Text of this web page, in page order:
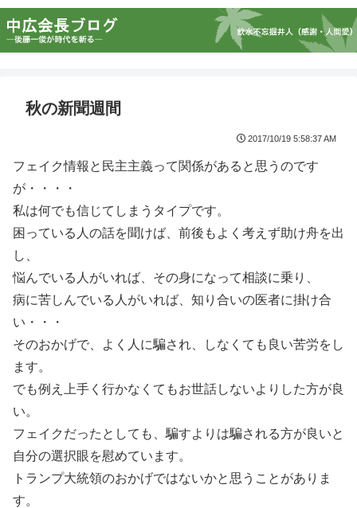
秋の新聞週間
2017/10/19 5:58:37 AM
フェイク情報と民主主義って関係があると思うのです
が・・・・
私は何でも信じてしまうタイプです。
困っている人の話を聞けば、前後もよく考えず助け舟を出
し、
悩んでいる人がいれば、その身になって相談に乗り、
病に苦しんでいる人がいれば、知り合いの医者に掛け合
い・・・
そのおかげで、よく人に騙され、しなくても良い苦労をし
ます。
でも例え上手く行かなくてもお世話しないよりした方が良
い。
フェイクだったとしても、騙すよりは騙される方が良いと
自分の選択眼を慰めています。
トランプ大統領のおかげではないかと思うことがありま
す。